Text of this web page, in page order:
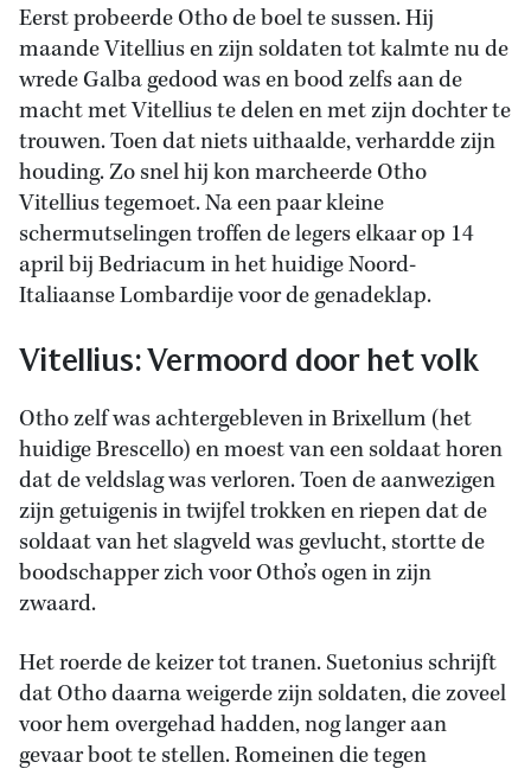
Eerst probeerde Otho de boel te sussen. Hij
maande Vitellius en zijn soldaten tot kalmte nu de
wrede Galba gedood was en bood zelfs aan de
macht met Vitellius te delen en met zijn dochter te
trouwen. Toen dat niets uithaalde, verhardde zijn
houding. Zo snel hij kon marcheerde Otho
Vitellius tegemoet. Na een paar kleine
schermutselingen troffen de legers elkaar op 14
april bij Bedriacum in het huidige Noord-
Italiaanse Lombardije voor de genadeklap.
Vitellius: Vermoord door het volk
Otho zelf was achtergebleven in Brixellum (het
huidige Brescello) en moest van een soldaat horen
dat de veldslag was verloren. Toen de aanwezigen
zijn getuigenis in twijfel trokken en riepen dat de
soldaat van het slagveld was gevlucht, stortte de
boodschapper zich voor Otho’s ogen in zijn
zwaard.
Het roerde de keizer tot tranen. Suetonius schrijft
dat Otho daarna weigerde zijn soldaten, die zoveel
voor hem overgehad hadden, nog langer aan
gevaar boot te stellen. Romeinen die tegen